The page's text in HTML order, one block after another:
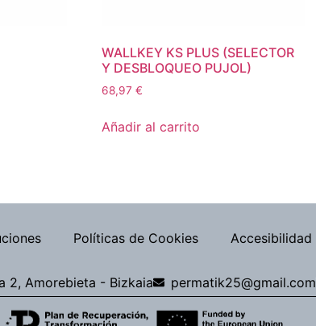
WALLKEY KS PLUS (SELECTOR
Y DESBLOQUEO PUJOL)
68,97€
Añadir al carrito
Políticas de Cookies Accesibilidad
2, Amorebieta - Bizkaia permatik25@gmail.com